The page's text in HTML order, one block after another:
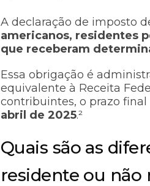
A declaração de imposto
americanos, residentes
que receberam
Essa obrigação é
equivalente à Receita
contribuintes, o prazo
abril de 2025.²
Quais são as
residente ou não